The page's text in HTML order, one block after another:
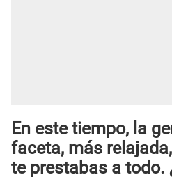
En este tiempo, la
faceta, más
te prestabas a todo.